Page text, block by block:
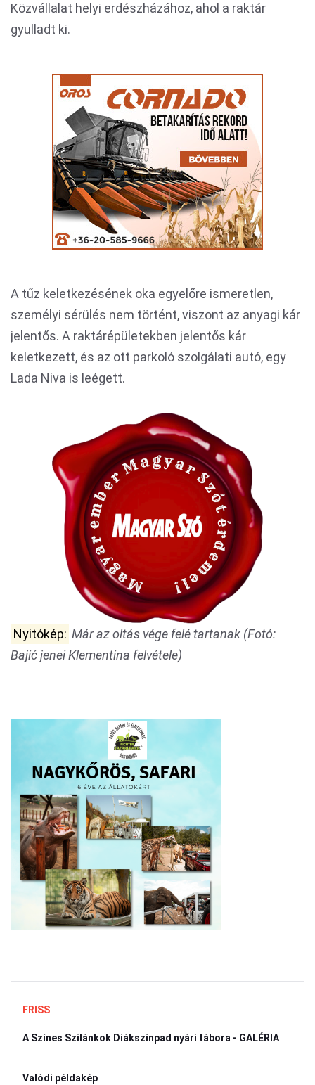
Közvállalat helyi erdészházához, ahol a raktár
gyulladt ki.
A tűz keletkezésének oka egyelőre ismeretlen,
személyi sérülés nem történt, viszont az anyagi kár
jelentős. A raktárépületekben jelentős kár
keletkezett, és az ott parkoló szolgálati autó, egy
Lada Niva is leégett.
Nyitókép: Már az oltás vége felé tartanak (Fotó:
Bajić jenei Klementina felvétele)
FRISS
A Színes Szilánkok Diákszínpad nyári tábora - GALÉRIA
Valódi példakép